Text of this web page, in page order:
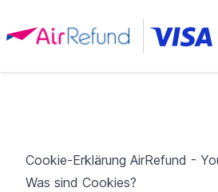
Cookie-Erklärung AirRefund -
Was sind Cookies?